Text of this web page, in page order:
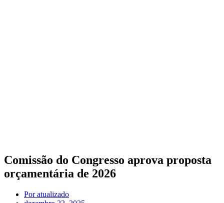
Comissão do Congresso aprova proposta
orçamentária de 2026
Poratualizado